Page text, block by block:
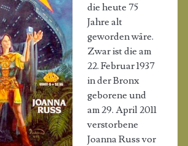
die heute 75
Jahre alt
geworden wäre.
Zwar ist die am
22. Februar 1937
in der Bronx
geborene und
am 29. April 2011
verstorbene
Joanna Russ vor